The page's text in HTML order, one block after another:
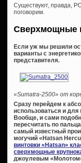
Существуют, правда,
поговорим.
Сверхмощные
Если уж мы решили
варианты с
представителя.
«Sumatra-2500» от
Сразу перейдем к
использоваться и
Вообще, и сами
пересчитать по
самый известный
могучий «Hatsan
винтовки «Hatsan»
сверхмощные
джоулевым